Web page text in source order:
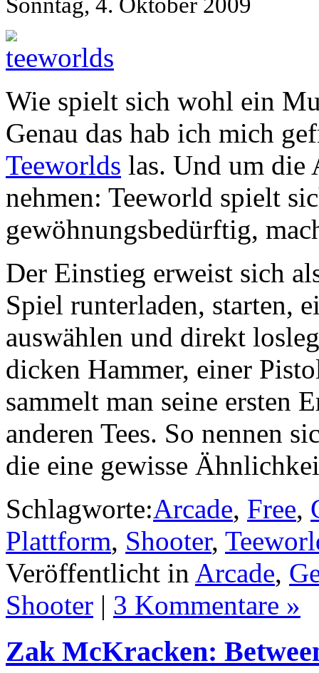
Wie spielt sich wohl ein
Genau das hab ich mich
Teeworlds las. Und um die
nehmen: Teeworld spielt
gewöhnungsbedürftig,
Der Einstieg erweist sich
Spiel runterladen, starten,
auswählen und direkt
dicken Hammer, einer
sammelt man seine ersten
anderen Tees. So nennen
die eine gewisse
Schlagworte:Arcade, Free,
Plattform, Shooter,
Veröffentlicht in Arcade,
Shooter | 3 Kommentare »
Zak McKracken: